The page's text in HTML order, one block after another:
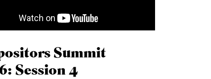
Summit
Session 4